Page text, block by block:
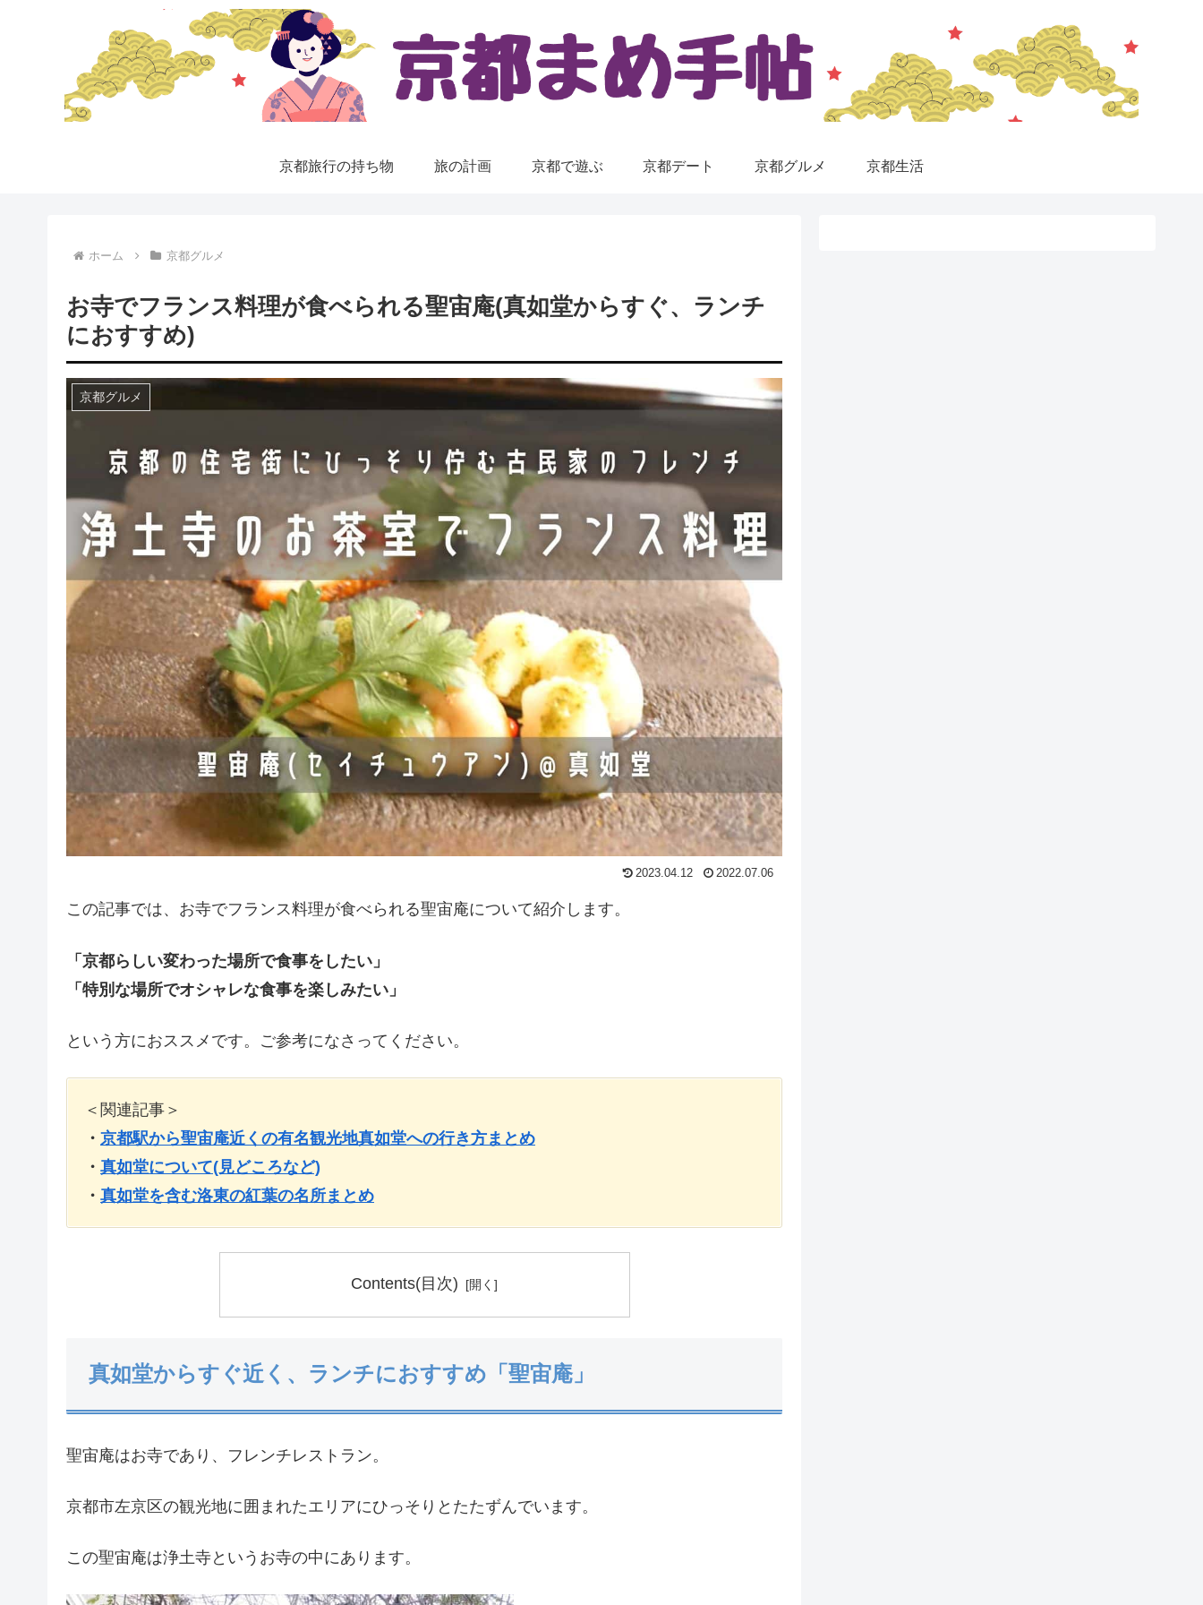
京都旅行の持ち物 旅の計画 京都で遊ぶ 京都デート 京都グルメ 京都生活
ホーム 京都グルメ
お寺でフランス料理が食べられる聖宙庵(真如堂からすぐ、ランチ
におすすめ)
京都グルメ
2023.04.12 2022.07.06
この記事では、お寺でフランス料理が食べられる聖宙庵について紹介します。
「京都らしい変わった場所で食事をしたい」
「特別な場所でオシャレな食事を楽しみたい」
という方におススメです。ご参考になさってください。
＜関連記事＞
・ 京都駅から聖宙庵近くの有名観光地真如堂への行き方まとめ
・ 真如堂について(見どころなど)
・ 真如堂を含む洛東の紅葉の名所まとめ
Contents(目次)
真如堂からすぐ近く、ランチにおすすめ「聖宙庵」
聖宙庵はお寺であり、フレンチレストラン。
京都市左京区の観光地に囲まれたエリアにひっそりとたたずんでいます。
この聖宙庵は浄土寺というお寺の中にあります。